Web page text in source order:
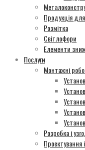
Продукція
Розмітка
Світлофори
Елементи
Послуги
Монтажні
Розробка і
Проектування